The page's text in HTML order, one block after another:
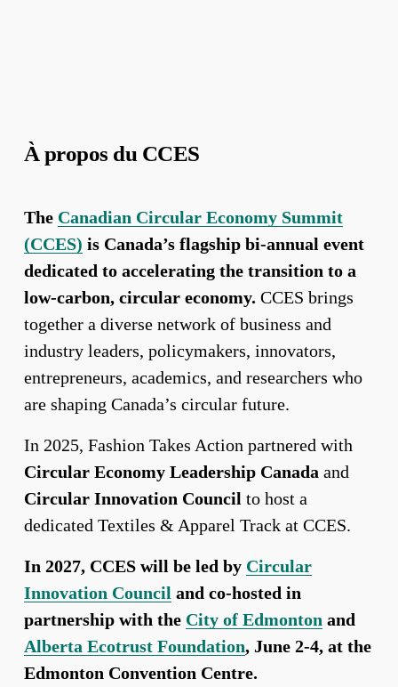
À propos du CCES
The Canadian Circular Economy Summit
(CCES) is Canada’s flagship bi-annual event
dedicated to accelerating the transition to a
low-carbon, circular economy. CCES brings
together a diverse network of business and
industry leaders, policymakers, innovators,
entrepreneurs, academics, and researchers who
are shaping Canada’s circular future.
Circular Economy Leadership Canada
Circular Innovation Council to host a
dedicated Textiles & Apparel Track at CCES.
In 2027, CCES will be led by Circular
Innovation Council and co-hosted in
partnership with the City of Edmonton
Alberta Ecotrust Foundation, June 2-4, at the
Edmonton Convention Centre.